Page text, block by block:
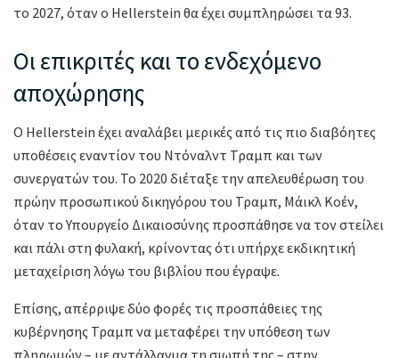
το 2027, όταν ο Hellerstein θα έχει συμπληρώσει τα 93.
Οι επικριτές και το ενδεχόμενο
αποχώρησης
Ο Hellerstein έχει αναλάβει μερικές από τις πιο διαβόητες
υποθέσεις εναντίον του Ντόναλντ Τραμπ και των
συνεργατών του. Το 2020 διέταξε την απελευθέρωση του
πρώην προσωπικού δικηγόρου του Τραμπ, Μάικλ Κοέν,
όταν το Υπουργείο Δικαιοσύνης προσπάθησε να τον στείλει
και πάλι στη φυλακή, κρίνοντας ότι υπήρχε εκδικητική
μεταχείριση λόγω του βιβλίου που έγραψε.
Επίσης, απέρριψε δύο φορές τις προσπάθειες της
κυβέρνησης Τραμπ να μεταφέρει την υπόθεση των